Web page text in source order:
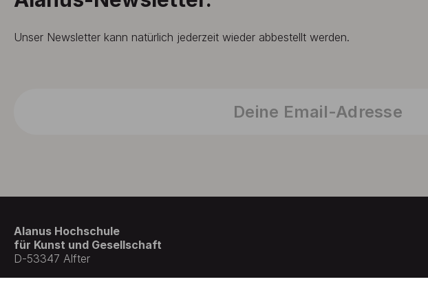
Unser Newsletter kann natürlich jederzeit wieder abbestellt werden.
Alanus Hochschule
für Kunst und Gesellschaft
D-53347 Alfter